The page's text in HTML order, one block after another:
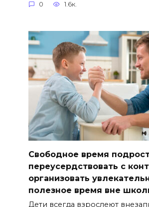
0 1.6к.
Свободное время
переусердствовать с
организовать
полезное время вне
Дети всегда взрослеют